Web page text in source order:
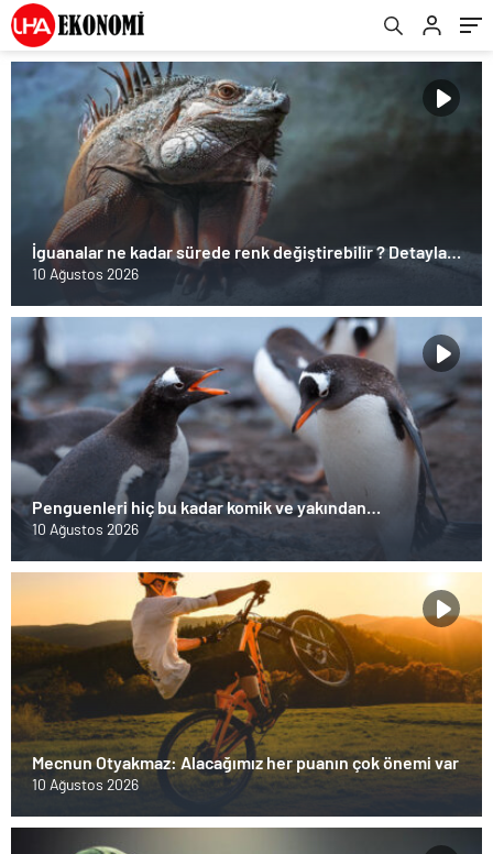
İguanalar ne kadar sürede renk değiştirebilir ? Detaylar
burada…
10 Ağustos 2026
Penguenleri hiç bu kadar komik ve yakından
görmemiştiniz
10 Ağustos 2026
Mecnun Otyakmaz: Alacağımız her puanın çok önemi var
10 Ağustos 2026